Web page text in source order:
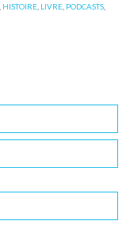
HISTOIRE, LIVRE, PODCASTS,